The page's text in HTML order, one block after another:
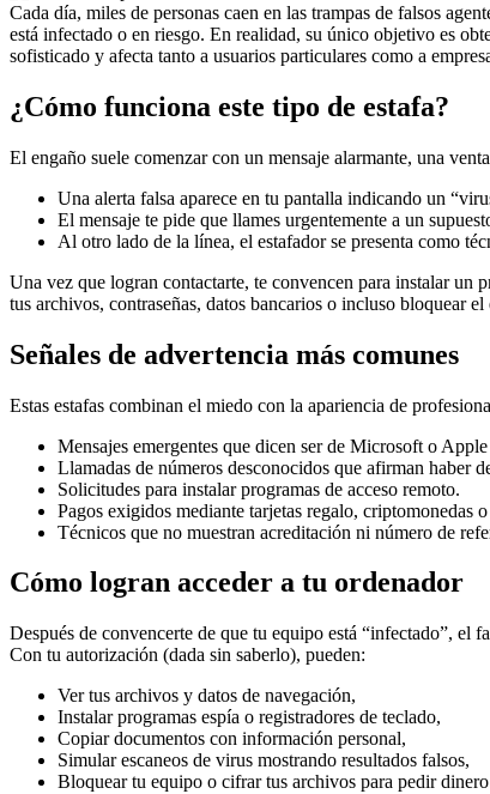
Cada día, miles de personas caen en las trampas de falsos
está infectado o en riesgo. En realidad, su único objetivo es
sofisticado y afecta tanto a usuarios particulares como a
¿Cómo funciona este tipo de estafa?
El engaño suele comenzar con un mensaje alarmante, una
Una alerta falsa aparece en tu pantalla indicando un
El mensaje te pide que llames urgentemente a un
Al otro lado de la línea, el estafador se presenta como
Una vez que logran contactarte, te convencen para instalar un
tus archivos, contraseñas, datos bancarios o incluso bloquear
Señales de advertencia más comunes
Estas estafas combinan el miedo con la apariencia de
Mensajes emergentes que dicen ser de Microsoft o
Llamadas de números desconocidos que afirman haber
Solicitudes para instalar programas de acceso remoto.
Pagos exigidos mediante tarjetas regalo, criptomonedas
Técnicos que no muestran acreditación ni número de
Cómo logran acceder a tu ordenador
Después de convencerte de que tu equipo está “infectado”, el
Con tu autorización (dada sin saberlo), pueden:
Ver tus archivos y datos de navegación,
Instalar programas espía o registradores de teclado,
Copiar documentos con información personal,
Simular escaneos de virus mostrando resultados falsos,
Bloquear tu equipo o cifrar tus archivos para pedir